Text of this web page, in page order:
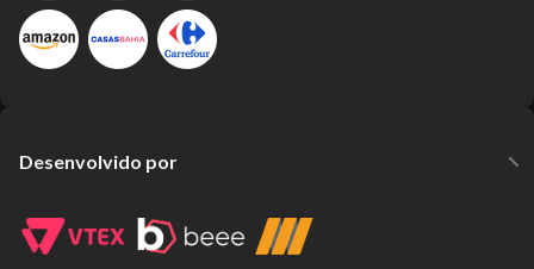
Desenvolvido por